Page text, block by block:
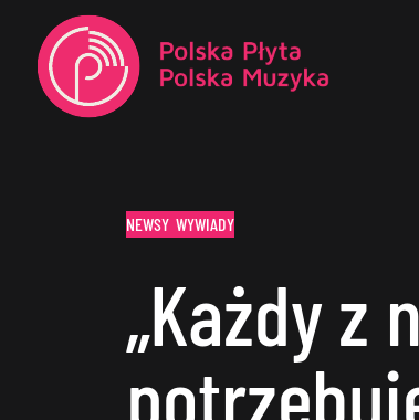
NEWSY WYWIADY
„Każdy z